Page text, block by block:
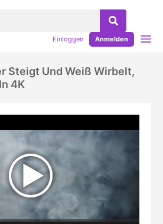
Einloggen Anmelden
Steigt Und Weiß Wirbelt,
4K